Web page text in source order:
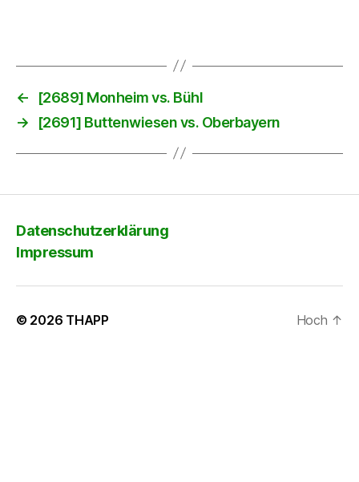
←
[2689] Monheim vs. Bühl
→
[2691] Buttenwiesen vs. Oberbayern
Datenschutzerklärung
Impressum
© 2026 THAPP Hoch ↑